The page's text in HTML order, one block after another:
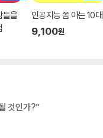
들을
인공지능 쫌 아는 10대
9,100원
것인가?”